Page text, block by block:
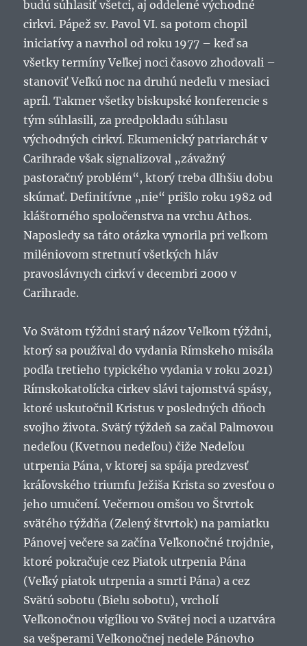
budú súhlasiť všetci, aj oddelené východné
cirkvi. Pápež sv. Pavol VI. sa potom chopil
iniciatívy a navrhol od roku 1977 – keď sa
všetky termíny Veľkej noci časovo zhodovali –
stanoviť Veľkú noc na druhú nedeľu v mesiaci
apríl. Takmer všetky biskupské konferencie s
tým súhlasili, za predpokladu súhlasu
východných cirkví. Ekumenický patriarchát v
Carihrade však signalizoval „závažný
pastoračný problém“, ktorý treba dlhšiu dobu
skúmať. Definitívne „nie“ prišlo roku 1982 od
kláštorného spoločenstva na vrchu Athos.
Naposledy sa táto otázka vynorila pri veľkom
miléniovom stretnutí všetkých hláv
pravoslávnych cirkví v decembri 2000 v
Carihrade.
Vo Svätom týždni starý názov Veľkom týždni,
ktorý sa používal do vydania Rímskeho misála
podľa tretieho typického vydania v roku 2021)
Rímskokatolícka cirkev slávi tajomstvá spásy,
ktoré uskutočnil Kristus v posledných dňoch
svojho života. Svätý týždeň sa začal Palmovou
nedeľou (Kvetnou nedeľou) čiže Nedeľou
utrpenia Pána, v ktorej sa spája predzvesť
kráľovského triumfu Ježiša Krista so zvesťou o
jeho umučení. Večernou omšou vo Štvrtok
svätého týždňa (Zelený štvrtok) na pamiatku
Pánovej večere sa začína Veľkonočné trojdnie,
ktoré pokračuje cez Piatok utrpenia Pána
(Veľký piatok utrpenia a smrti Pána) a cez
Svätú sobotu (Bielu sobotu), vrcholí
Veľkonočnou vigíliou vo Svätej noci a uzatvára
sa vešperami Veľkonočnej nedele Pánovho